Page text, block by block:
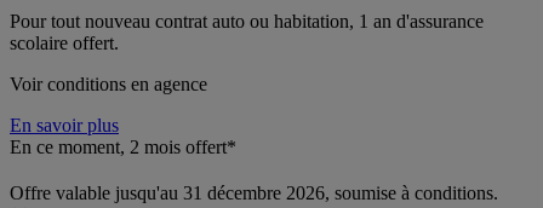
Pour tout nouveau contrat auto ou habitation, 1 an d'assurance
scolaire offert.
Voir conditions en agence
En savoir plus
En ce moment, 2 mois offert*
Offre valable jusqu'au 31 décembre 2026, soumise à conditions.